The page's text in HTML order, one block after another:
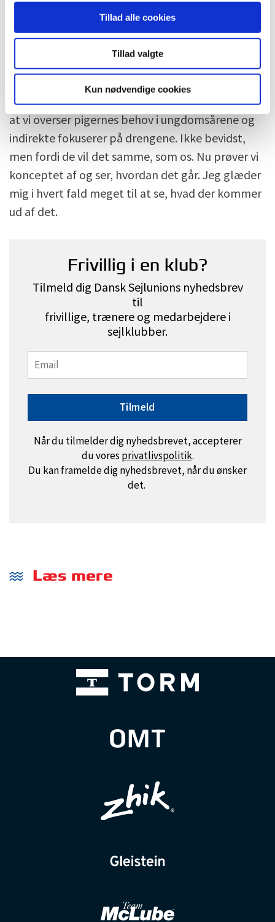
Tillad alle cookies
Tillad valgte
Kun nødvendige cookies
aldrig selv prøvet at sejle i rene pigebåde og er
aldrig gået op i kønnet på dem, jeg sejler med.
Men jeg kan på den anden side også konstatere,
at vi overser pigernes behov i ungdomsårene og
indirekte fokuserer på drengene. Ikke bevidst,
men fordi de vil det samme, som os. Nu prøver vi
konceptet af og ser, hvordan det går. Jeg glæder
mig i hvert fald meget til at se, hvad der kommer
ud af det.
Frivillig i en klub?
Tilmeld dig Dansk Sejlunions nyhedsbrev
til
frivillige, trænere og medarbejdere i
sejlklubber.
Tilmeld
Når du tilmelder dig nyhedsbrevet, accepterer
du vores privatlivspolitik.
Du kan framelde dig nyhedsbrevet, når du ønsker
det.
Læs mere